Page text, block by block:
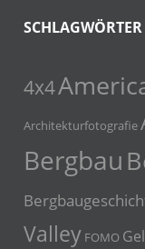
SCHLAGWÖRTER
4x4
Architekturfotografie
Bergbau
Valley FOMO